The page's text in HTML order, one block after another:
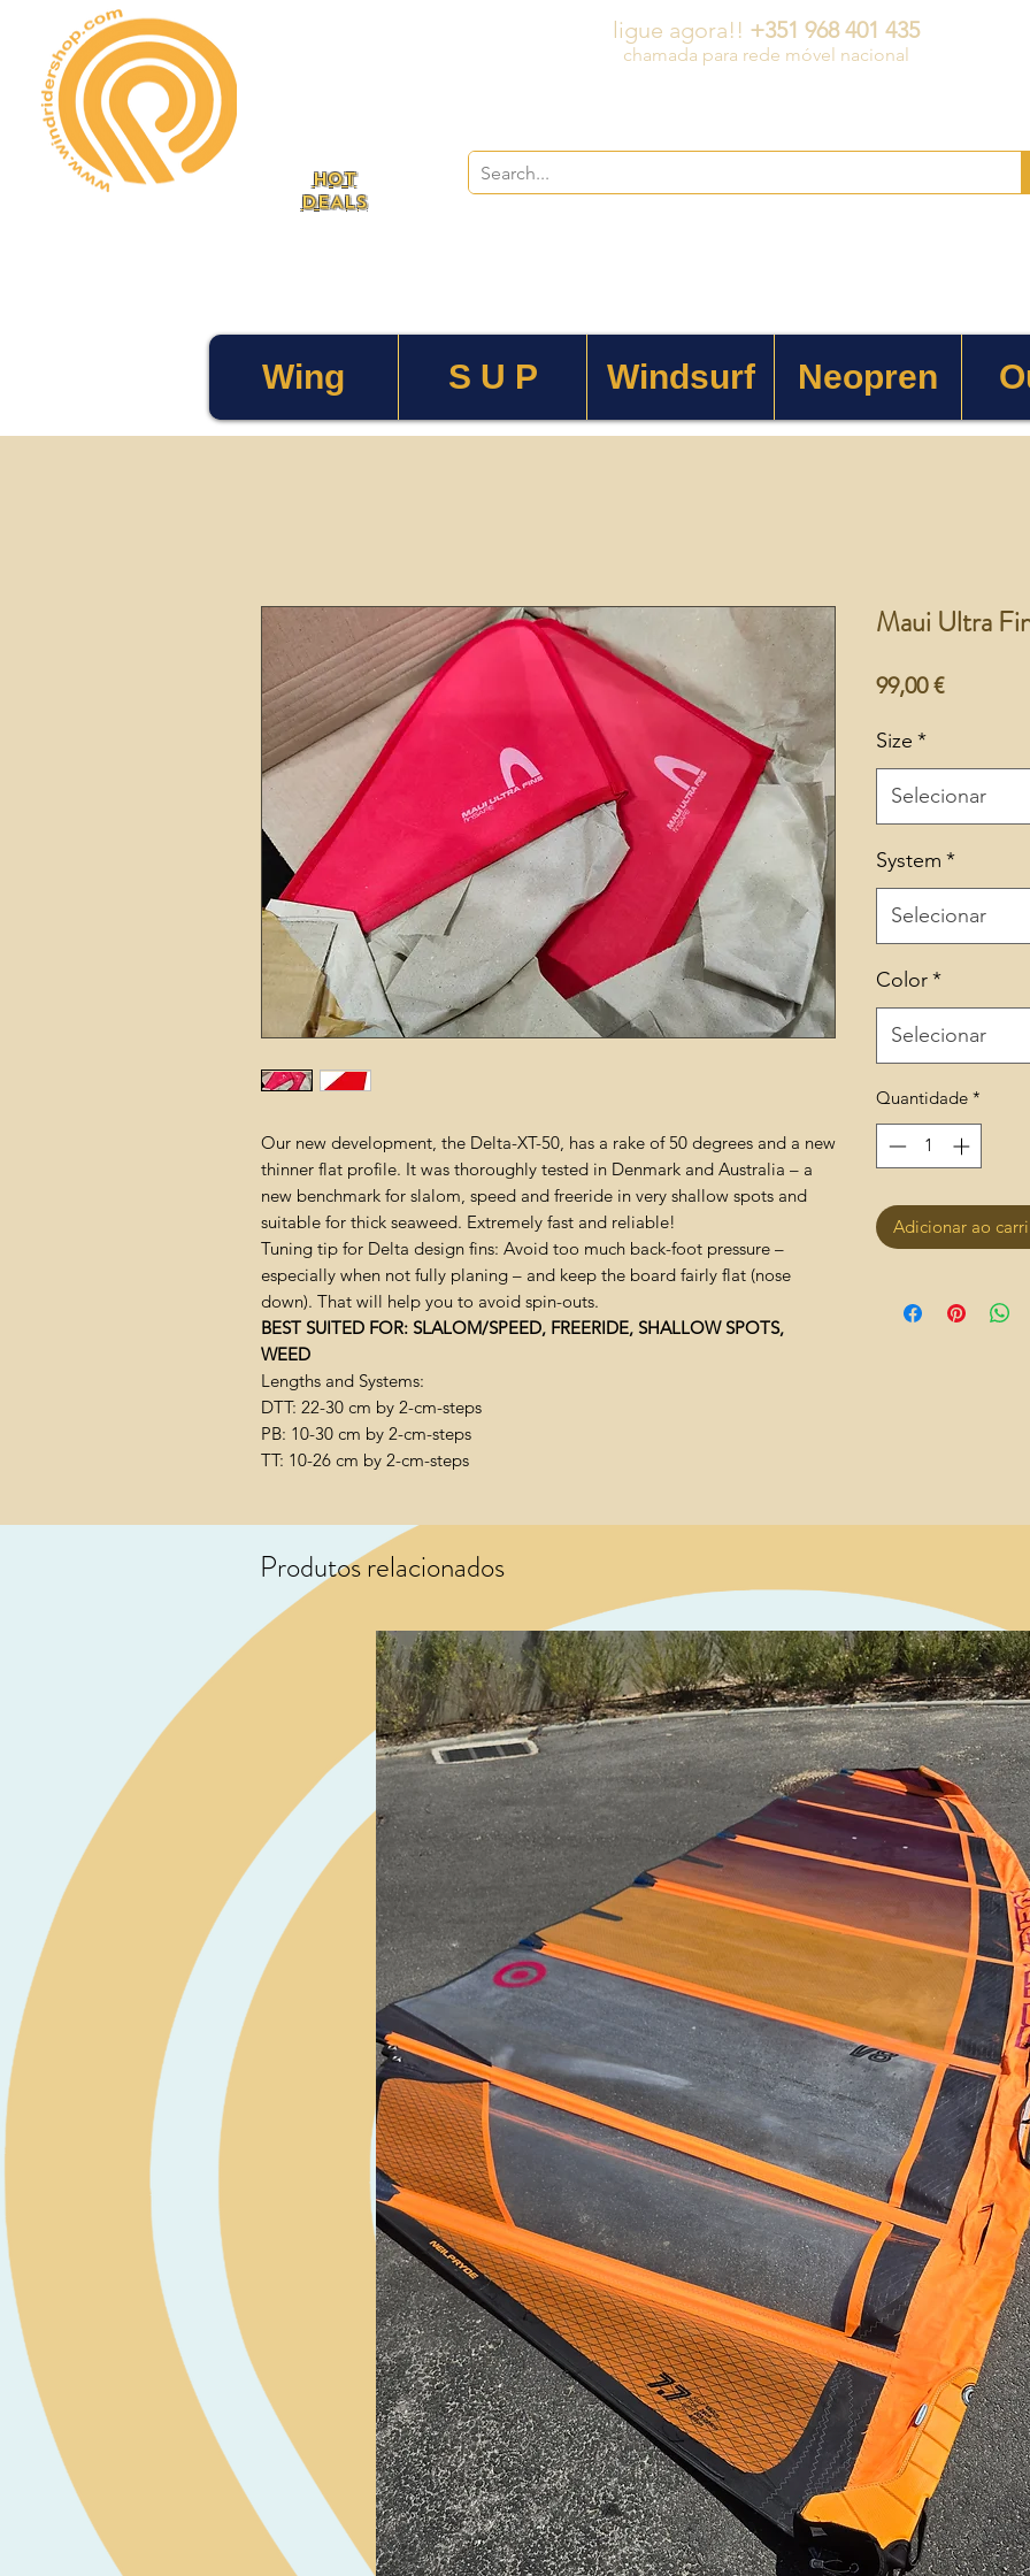
HOT
DEALS
ligue agora!! +351 968 401 435
chamada para rede móvel nacional
Wing S U P Windsurf Neopren
Our new development, the Delta-XT-50, has a rake of 50 degrees and a new
thinner flat profile. It was thoroughly tested in Denmark and Australia – a
new benchmark for slalom, speed and freeride in very shallow spots and
suitable for thick seaweed. Extremely fast and reliable!
Tuning tip for Delta design fins: Avoid too much back-foot pressure –
especially when not fully planing – and keep the board fairly flat (nose
down). That will help you to avoid spin-outs.
BEST SUITED FOR: SLALOM/SPEED, FREERIDE, SHALLOW SPOTS,
WEED
Lengths and Systems:
DTT: 22-30 cm by 2-cm-steps
PB: 10-30 cm by 2-cm-steps
TT: 10-26 cm by 2-cm-steps
Maui Ultra
99,00 €Preço
Size *
Selecionar
System *
Selecionar
Color*
Selecionar
Quantidade *
Adicionar ao
Produtos relacionados